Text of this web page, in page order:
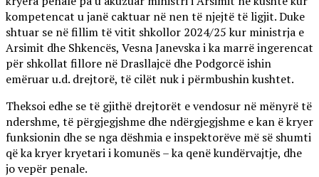
kompetencat u janë caktuar në nen të njejtë të ligjit. Duke
shtuar se në fillim të vitit shkollor 2024/25 kur ministrja e
Arsimit dhe Shkencës, Vesna Janevska i ka marrë ingerencat
për shkollat fillore në Drasllajcë dhe Podgorcë ishin
emëruar u.d. drejtorë, të cilët nuk i përmbushin kushtet.
Theksoi edhe se të gjithë drejtorët e vendosur në mënyrë të
ndershme, të përgjegjshme dhe ndërgjegjshme e kan ë kryer
funksionin dhe se nga dëshmia e inspektorëve më së shumti
që ka kryer kryetari i komunës – ka qenë kundërvajtje, dhe
jo vepër penale.